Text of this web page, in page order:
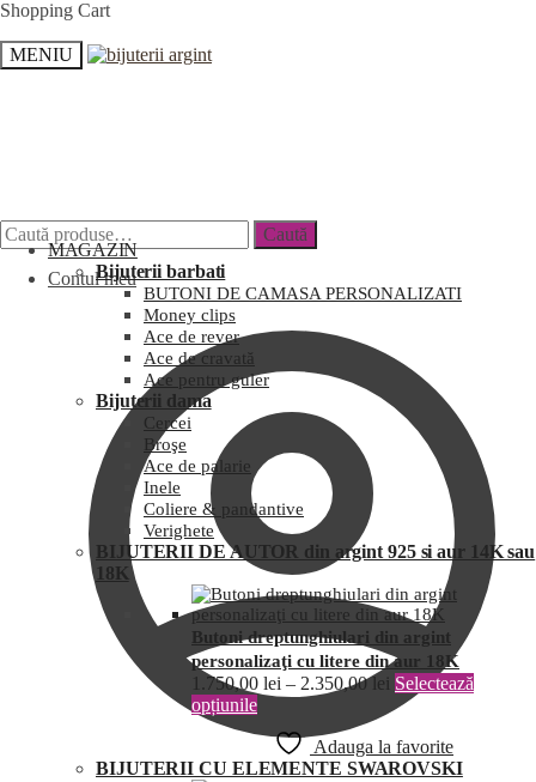
Shopping Cart
MENIU
Caută
Contul meu
MAGAZIN
Bijuterii barbati
BUTONI DE CAMASA PERSONALIZATI
Money clips
Ace de rever
Ace de cravată
Ace pentru guler
Bijuterii dama
Cercei
Broşe
Ace de palarie
Inele
Coliere & pandantive
Verighete
BIJUTERII DE AUTOR din argint 925 si aur 14K sau
18K
Butoni dreptunghiulari din argint
personalizaţi cu litere din aur 18K
1.750,00 lei – 2.350,00lei Selectează
opțiunile
Adauga la favorite
BIJUTERII CU ELEMENTE SWAROVSKI